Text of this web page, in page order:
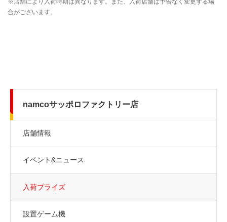
namcoサッポロファクトリー店
店舗情報
イベント&ニュース
入荷プライズ
設置ゲーム機